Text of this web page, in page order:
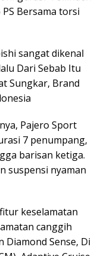
Bersama torsi
sangat dikenal
Dari Sebab Itu
Sungkar, Brand
Pajero Sport
7 penumpang,
barisan ketiga.
suspensi nyaman
keselamatan
canggih
Sense, Di